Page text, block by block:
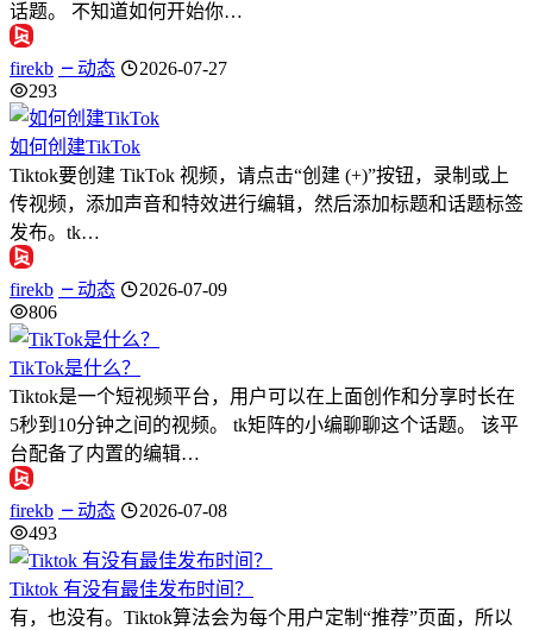
话题。 不知道如何开始你…
firekb 动态
2026-07-27
293
如何创建TikTok
Tiktok要创建 TikTok 视频，请点击“创建 (+)”按钮，录制或上
传视频，添加声音和特效进行编辑，然后添加标题和话题标签
发布。tk…
firekb 动态
2026-07-09
806
TikTok是什么？
Tiktok是一个短视频平台，用户可以在上面创作和分享时长在
5秒到10分钟之间的视频。 tk矩阵的小编聊聊这个话题。 该平
台配备了内置的编辑…
firekb 动态
2026-07-08
493
Tiktok 有没有最佳发布时间？
有，也没有。Tiktok算法会为每个用户定制“推荐”页面，所以